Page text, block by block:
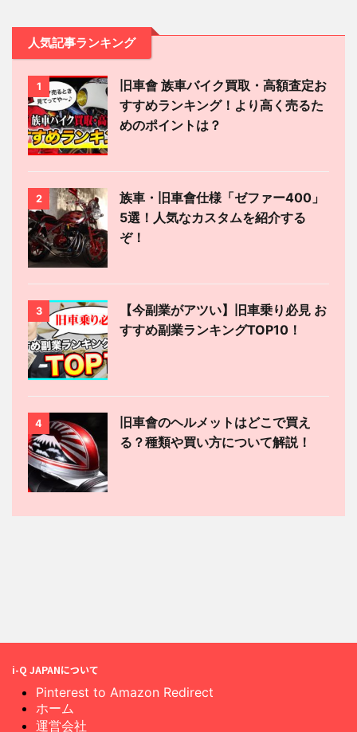
人気記事ランキング
1
旧車會 族車バイク買取・高額査定お
すすめランキング！より高く売るた
めのポイントは？
2
族車・旧車會仕様「ゼファー400」
5選！人気なカスタムを紹介する
ぞ！
3
【今副業がアツい】旧車乗り必見 お
すすめ副業ランキングTOP10！
4
旧車會のヘルメットはどこで買え
る？種類や買い方について解説！
i-Q JAPANについて
Pinterest to Amazon Redirect
ホーム
運営会社